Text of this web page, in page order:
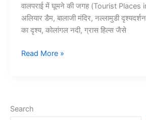
वालपराई में घूमने की जगह (Tourist Places
अलियार डैम, बालाजी मंदिर, नल्लामुडी
का दृश्य, कोलांगल नदी, ग्रास हिल्स जैसे
10+
प्रमुख
Read More »
Search